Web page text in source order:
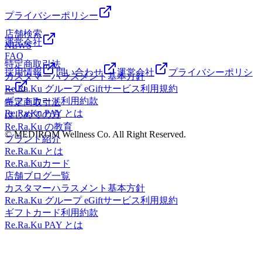
に、是非、お立ち寄りください※予約状況でご案内できない
場合もあります。（ご予約を頂けばスムーズなご案内ができ
ます！）☆.。.:*・゜☆.。.:*・゜☆.。.:*・゜☆.。.:*・゜
【Re.Ra.Ku EQUiA成増店】営業時間：10：00-21：00ご予約
は↓↓03-6915-6495オンライン予約なら24時間
OK↓↓https://reraku.jp/studio/eqnarimas
id=5335983357028254375&amp;use=srp&amp;ibp=gwp;0,7※口
コミの画面を店舗でご提示ください。店舗＆スタッフの楽し
い情報公開中♪♪インスタグラム
↓↓https://www.instagram.com/re.ra.ku_equia.narimasu/?hl=jaフェ
イスブック↓↓https://www.facebook.com/reraku.equia.narimasu/?
view_public_for=765496183594231お買い物ついでや仕事帰り
に、是非、お立ち寄りください※予約状況でご案内できない
場合もあります。（ご予約を頂けばスムーズなご案内ができ
ます！）☆.。.:*・゜☆.。.:*・゜☆.。.:*・゜☆.。.:*・゜
【Re.Ra.Ku EQUiA成増店】営業時間：10：00-21：00ご予約
は↓↓03-6915-6495オンライン予約なら24時間
OK↓↓https://reraku.jp/studio/eqnarimas
得！)+++++++++++++++++++++++++++++++++++++++++✍
口コミキャンペーン！✍グーグルプレイスに口コミ投稿で
ボックスティッシュを一箱プレゼント♪ 是非、口コミにご協
力ください。口コミ投稿は↓↓より
https://local.google.com/place?
id=5335983357028254375&amp;use=srp&amp;ibp=gwp;0,7※口
コミの画面を店舗でご提示ください。店舗＆スタッフの楽し
い情報公開中♪♪インスタグラム
↓↓https://www.instagram.com/re.ra.ku_equia.narimasu/?hl=jaフェ
イスブック↓↓https://www.facebook.com/reraku.equia.narimasu/?
view_public_for=765496183594231お買い物ついでや仕事帰り
に、是非、お立ち寄りください※予約状況でご案内できない
場合もあります。（ご予約を頂けばスムーズなご案内ができ
ます！）☆.。.:*・゜☆.。.:*・゜☆.。.:*・゜☆.。.:*・゜
【Re.Ra.Ku EQUiA成増店】営業時間：10：00-21：00ご予約
は↓↓03-6915-6495オンライン予約なら24時間
OK↓↓https://reraku.jp/studio/eqnarimas
かなりお得にご利用できます。この機会に是非お買い求めく
ださい🤗30分 2回券 ￥8000(1回あたり400円お得！)4回券
￥15600(1回あたり500円お得！)60分 2回券 ￥14000(1回あ
たり700円お得！)4回券 ￥27600(1回あたり800円お得！)90
分 2回券 ￥20000(1回あたり1000円お得！)4回券
￥39600(1回あたり1100円お
得！)+++++++++++++++++++++++++++++++++++++++++✍
口コミキャンペーン！✍グーグルプレイスに口コミ投稿で
ボックスティッシュを一箱プレゼント♪ 是非、口コミにご協
力ください。口コミ投稿は↓↓より
https://local.google.com/place?
id=5335983357028254375&amp;use=srp&amp;ibp=gwp;0,7※口
コミの画面を店舗でご提示ください。店舗＆スタッフの楽し
い情報公開中♪♪インスタグラム
↓↓https://www.instagram.com/re.ra.ku_equia.narimasu/?hl=jaフェ
イスブック↓↓https://www.facebook.com/reraku.equia.narimasu/?
view_public_for=765496183594231お買い物ついでや仕事帰り
に、是非、お立ち寄りください※予約状況でご案内できない
全身のスイッチが切り替わるような解放感を味わえます👍ま
ずは深呼吸をしに、お気軽にお立ち寄りください🌸皆様のご
来店を心よりおまちしております
🥰 +++++++++++++++++++++++++++++++++++++++++✨🎉
成増店限定 お得な回数券🎉✨コースメニューが1回あたり
かなりお得にご利用できます。この機会に是非お買い求めく
ださい🤗30分 2回券 ￥8000(1回あたり400円お得！)4回券
￥15600(1回あたり500円お得！)60分 2回券 ￥14000(1回あ
たり700円お得！)4回券 ￥27600(1回あたり800円お得！)90
分 2回券 ￥20000(1回あたり1000円お得！)4回券
￥39600(1回あたり1100円お
得！)+++++++++++++++++++++++++++++++++++++++++✍
口コミキャンペーン！✍グーグルプレイスに口コミ投稿で
ボックスティッシュを一箱プレゼント♪ 是非、口コミにご協
力ください。口コミ投稿は↓↓より
https://local.google.com/place?
id=5335983357028254375&amp;use=srp&amp;ibp=gwp;0,7※口
コミの画面を店舗でご提示ください。店舗＆スタッフの楽し
プライバシーポリシー
運営会社
特定商取引法
カスタマーハラスメント基本方針
Re.Ra.Ku グループ eGiftサービス利用規約
ギフトカード利用約款
Re.Ra.Ku PAY とは
© MEDIROM Wellness Co. All Right Reserved.
店舗検索
NEWS
FAQ
採用情報
問い合わせ 運営会社
プライバシーポリシ
ー
特定商取引法
はじめての方
Re.Ra.Ku の教育
ブランド紹介
Re.Ra.Ku とは
Re.Ra.Kuカード
店舗ブログ一覧
カスタマーハラスメント基本方針
Re.Ra.Ku グループ eGiftサービス利用規約
ギフトカード利用約款
Re.Ra.Ku PAY とは